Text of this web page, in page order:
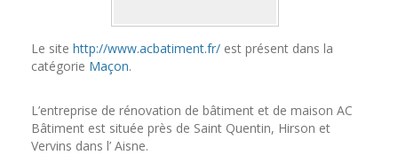
Le site http://www.acbatiment.fr/ est présent dans la
catégorie Maçon.
L’entreprise de rénovation de bâtiment et de maison AC
Bâtiment est située près de Saint Quentin, Hirson et
Vervins dans l’ Aisne.